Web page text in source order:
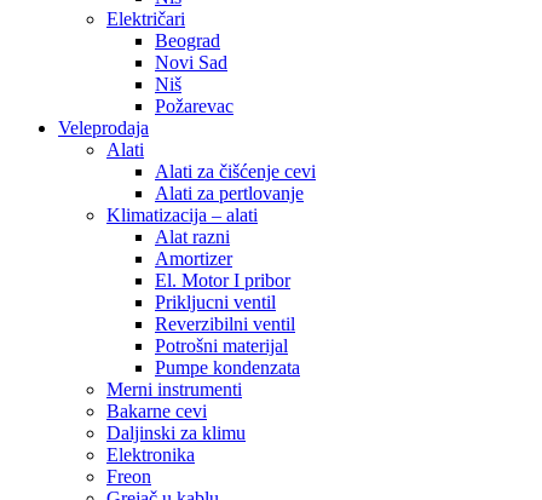
Električari
Beograd
Novi Sad
Niš
Požarevac
Veleprodaja
Alati
Alati za čišćenje cevi
Alati za pertlovanje
Klimatizacija – alati
Alat razni
Amortizer
El. Motor I pribor
Prikljucni ventil
Reverzibilni ventil
Potrošni materijal
Pumpe kondenzata
Merni instrumenti
Bakarne cevi
Daljinski za klimu
Elektronika
Freon